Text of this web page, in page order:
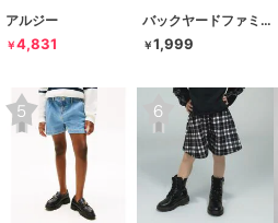
アルジー
￥4,831
バックヤードファミリー
￥1,999